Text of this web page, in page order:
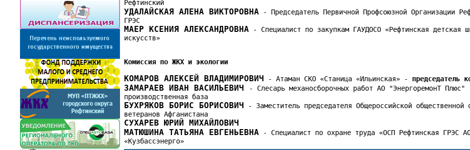
Рефтинский
УДАЛАЙСКАЯ АЛЕНА ВИКТОРОВНА - Председатель Первичной Профсоюзной Организации
ГРЭС
МАЕР КСЕНИЯ АЛЕКСАНДРОВНА - Специалист по закупкам ГАУДОСО «Рефтинская детская
искусств»
Комиссия по ЖКХ и экологии
КОМАРОВ АЛЕКСЕЙ ВЛАДИМИРОВИЧ - Атаман СКО «Станица «Ильинская» - председатель
ЗАМАРАЕВ ИВАН ВАСИЛЬЕВИЧ
- Слесарь механосборочных работ АО "ЭнергоремонТ Плюс"
производственная база
БУХРЯКОВ БОРИС БОРИСОВИЧ
- Заместитель председателя Общероссийской общественной
ветеранов Афганистана
СУХАРЕВ ЮРИЙ МИХАЙЛОВИЧ
МАТЮШИНА ТАТЬЯНА ЕВГЕНЬЕВНА - Специалист по охране труда «ОСП Рефтинская ГРЭС
«Кузбассэнерго»